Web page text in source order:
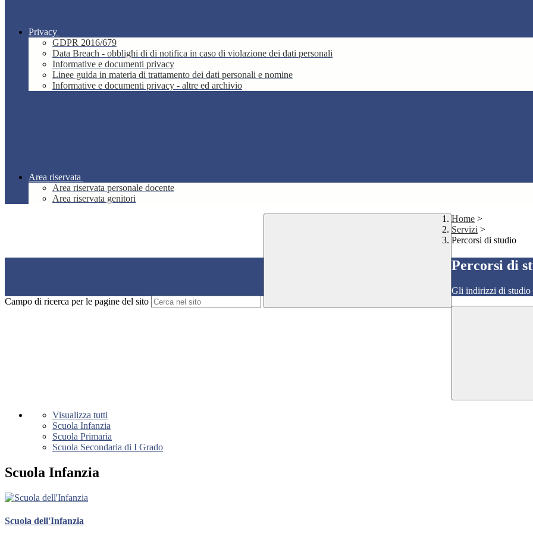
Privacy
GDPR 2016/679
Data Breach - obblighi di di notifica in caso di violazione dei dati personali
Informative e documenti privacy
Linee guida in materia di trattamento dei dati personali e nomine
Informative e documenti privacy - altre ed archivio
Area riservata
Area riservata personale docente
Area riservata genitori
Campo di ricerca per le pagine del sito
Home >
Servizi >
Percorsi di studio
Percorsi di
Gli indirizzi di studio
Visualizza tutti
Scuola Infanzia
Scuola Primaria
Scuola Secondaria di I Grado
Scuola Infanzia
Scuola dell'Infanzia